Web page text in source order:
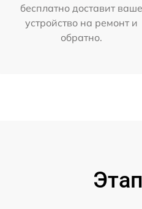
бесплатно доставит ваше
устройство на ремонт и
обратно.